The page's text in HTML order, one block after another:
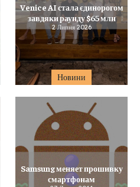
Новини
Venice AI стала єдинорогом
завдяки раунду $65 млн
2 Липня 2026
Samsung меняет прошивку
смартфонам